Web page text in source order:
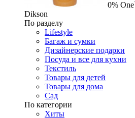
0%
Dikson
По разделу
Lifestyle
Багаж и сумки
Дизайнерские подарки
Посуда и все для кухни
Текстиль
Товары для детей
Товары для дома
Сад
По категории
Хиты